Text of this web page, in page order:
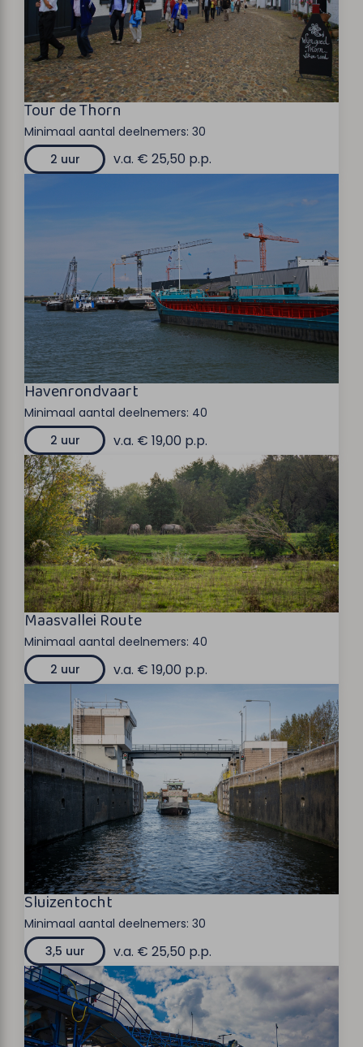
Tour de Thorn
Minimaal aantal deelnemers: 30
2 uur
v.a. € 25,50 p.p.
Havenrondvaart
Minimaal aantal deelnemers: 40
2 uur
v.a. € 19,00 p.p.
Maasvallei Route
Minimaal aantal deelnemers: 40
2 uur
v.a. € 19,00 p.p.
Sluizentocht
Minimaal aantal deelnemers: 30
3,5 uur
v.a. € 25,50 p.p.